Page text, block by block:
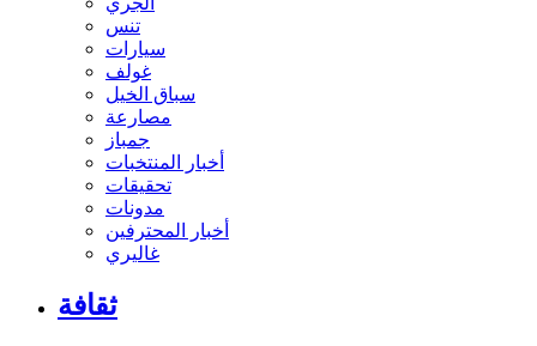
تنس
سيارات
غولف
سباق الخيل
مصارعة
جمباز
أخبار المنتخبات
تحقيقات
مدونات
أخبار المحترفين
غاليري
ثقافة